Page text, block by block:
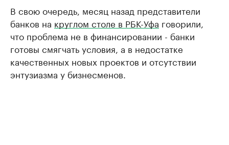
В свою очередь, месяц назад представители
банков на круглом столе в РБК-Уфа говорили,
что проблема не в финансировании - банки
готовы смягчать условия, а в недостатке
качественных новых проектов и отсутствии
энтузиазма у бизнесменов.